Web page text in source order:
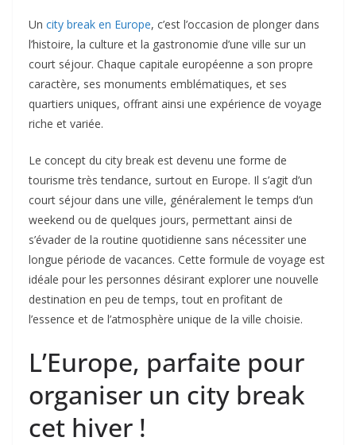
Un city break en Europe, c’est l’occasion de plonger dans
l’histoire, la culture et la gastronomie d’une ville sur un
court séjour. Chaque capitale européenne a son propre
caractère, ses monuments emblématiques, et ses
quartiers uniques, offrant ainsi une expérience de voyage
riche et variée.
Le concept du city break est devenu une forme de
tourisme très tendance, surtout en Europe. Il s’agit d’un
court séjour dans une ville, généralement le temps d’un
weekend ou de quelques jours, permettant ainsi de
s’évader de la routine quotidienne sans nécessiter une
longue période de vacances. Cette formule de voyage est
idéale pour les personnes désirant explorer une nouvelle
destination en peu de temps, tout en profitant de
l’essence et de l’atmosphère unique de la ville choisie.
L’Europe, parfaite pour
organiser un city break
cet hiver !